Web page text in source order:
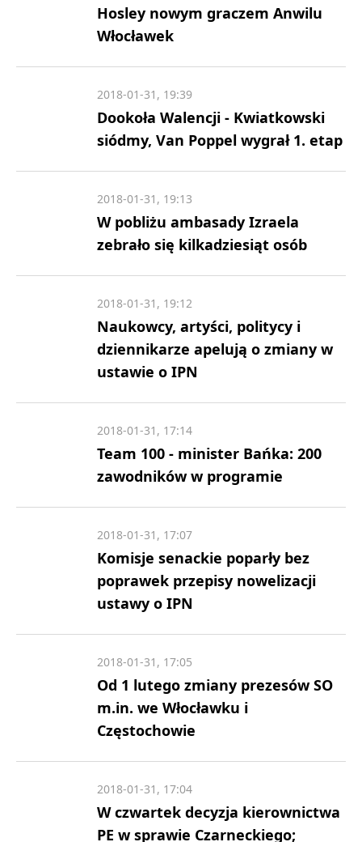
Hosley nowym graczem Anwilu
Włocławek
Dookoła Walencji - Kwiatkowski
siódmy, Van Poppel wygrał 1. etap
2018-01-31, 19:39
W pobliżu ambasady Izraela
zebrało się kilkadziesiąt osób
2018-01-31, 19:13
Naukowcy, artyści, politycy i
dziennikarze apelują o zmiany w
ustawie o IPN
2018-01-31, 19:12
Team 100 - minister Bańka: 200
zawodników w programie
2018-01-31, 17:14
Komisje senackie poparły bez
poprawek przepisy nowelizacji
ustawy o IPN
2018-01-31, 17:07
Od 1 lutego zmiany prezesów SO
m.in. we Włocławku i
Częstochowie
2018-01-31, 17:05
W czwartek decyzja kierownictwa
PE w sprawie Czarneckiego;
2018-01-31, 17:04